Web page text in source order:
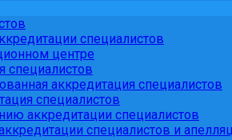
специалистов
центре
специалистов
аккредитация специалистов
специалистов
аккредитации специалистов
специалистов и